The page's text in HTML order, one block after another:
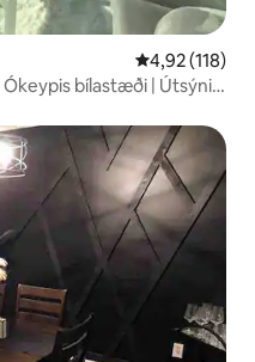
4,92 af 5 í
4,92 (118)
bílastæði | Útsýni